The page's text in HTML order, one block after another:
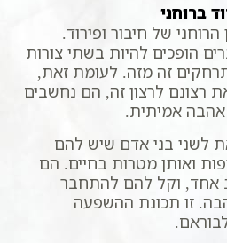
ברוחני
של חיבור ופירוד.
הופכים להיות בשתי צורות
זה מזה. לעומת זאת,
רצונם לרצון זה, הם נחשבים
אמיתית.
לשני בני אדם שיש להם
ואותן מטרות בחיים. הם
אחד, וקל להם להתחבר
זו תכונת ההשפעה